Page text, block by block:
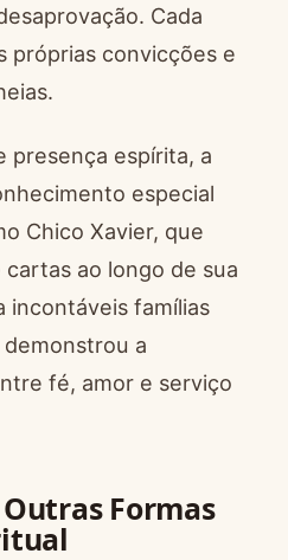
Cada
próprias convicções e
presença espírita, a
especial
Chico Xavier, que
ao longo de sua
incontáveis famílias
a
fé, amor e serviço
Formas